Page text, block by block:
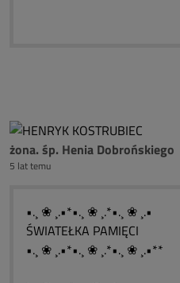
żona. śp. Henia Dobrońskiego
5 lat temu
•.¸ ❀ ¸.•*•.¸ ❀ ¸.*•.¸ ❀ ¸.•
ŚWIATEŁKA PAMIĘCI
•.¸ ❀ ¸.•*•.¸ ❀ ¸.*•.¸ ❀ ¸.•**